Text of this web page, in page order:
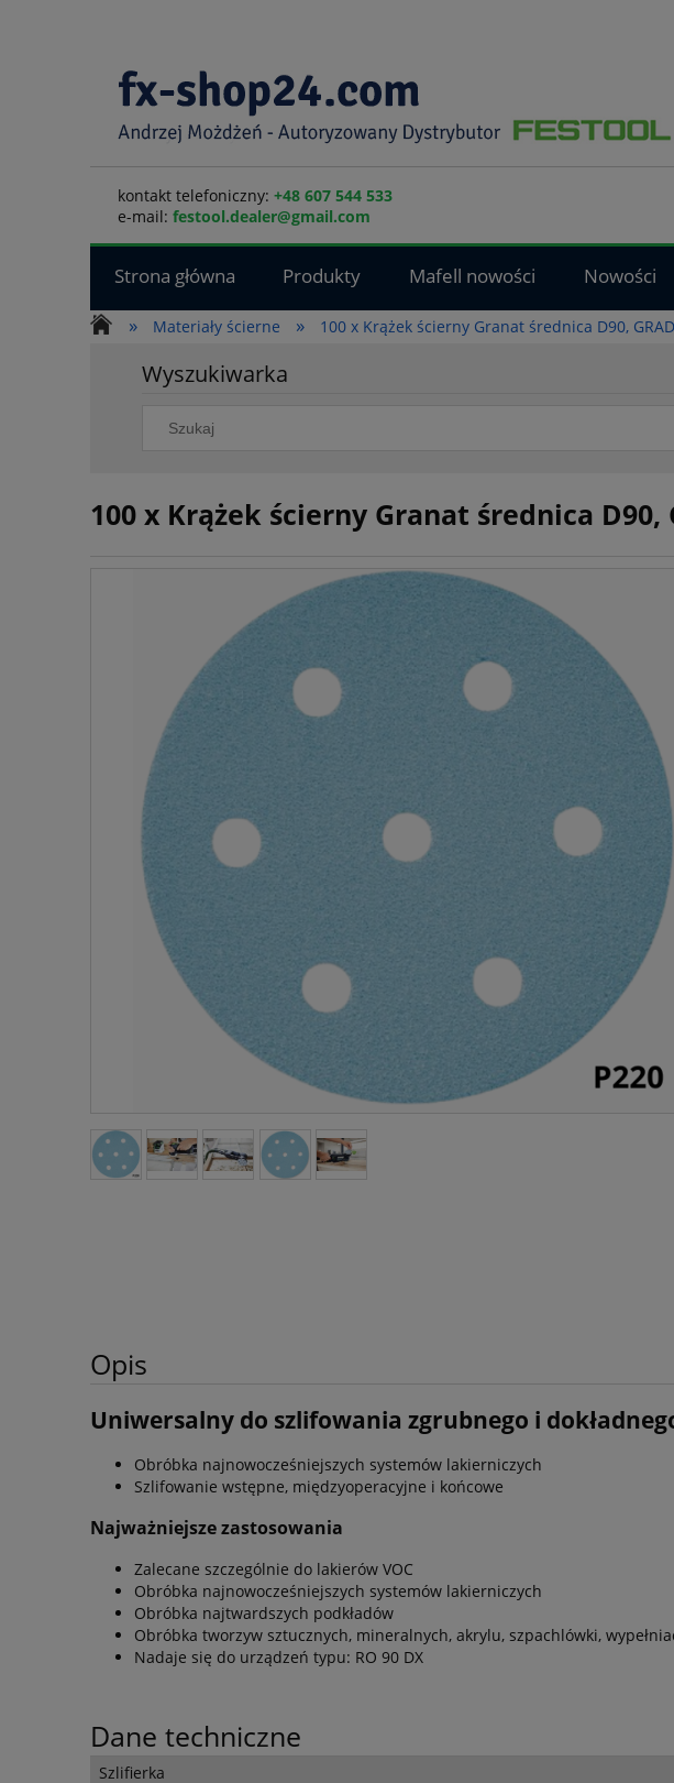
kontakt telefoniczny: +48 607 544 533
e-mail: festool.dealer@gmail.com
Strona główna Produkty Mafell nowości Nowości
»
Materiały ścierne » 100 x Krążek ścierny Granat średnica D90,
Wyszukiwarka
100 x Krążek ścierny Granat średnica D90,
Opis
Uniwersalny do szlifowania zgrubnego i
Obróbka najnowocześniejszych systemów lakierniczych
Szlifowanie wstępne, międzyoperacyjne i końcowe
Najważniejsze zastosowania
Zalecane szczególnie do lakierów VOC
Obróbka najnowocześniejszych systemów lakierniczych
Obróbka najtwardszych podkładów
Obróbka tworzyw sztucznych, mineralnych, akrylu, szpachlówki,
Nadaje się do urządzeń typu: RO 90 DX
Dane techniczne
Szlifierka